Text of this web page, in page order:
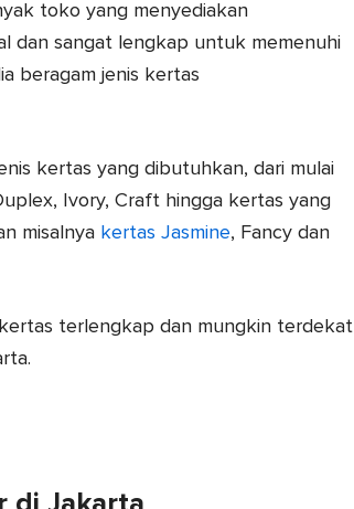
toko yang menyediakan
dan sangat lengkap untuk memenuhi
beragam jenis kertas
kertas yang dibutuhkan, dari mulai
Ivory, Craft hingga kertas yang
misalnya kertas Jasmine, Fancy dan
terlengkap dan mungkin terdekat